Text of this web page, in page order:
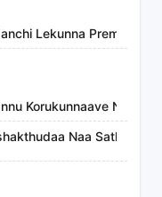
Lekunna
Korukunnaave Nannu
Naa